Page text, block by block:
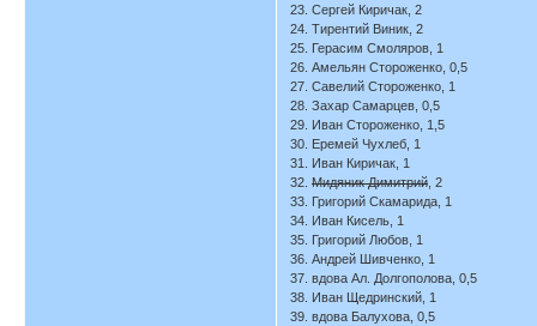
23. Сергей Киричак, 2
24. Тирентий Виник, 2
25. Герасим Смоляров, 1
26. Амельян Стороженко, 0,5
27. Савелий Стороженко, 1
28. Захар Самарцев, 0,5
29. Иван Стороженко, 1,5
30. Еремей Чухлеб, 1
31. Иван Киричак, 1
32.Мидяник Димитрий , 2
33. Григорий Скамарида, 1
34. Иван Кисель, 1
35. Григорий Любов, 1
36. Андрей Шивченко, 1
37. вдова Ал. Долгополова, 0,5
38. Иван Щедринский, 1
39. вдова Балухова, 0,5